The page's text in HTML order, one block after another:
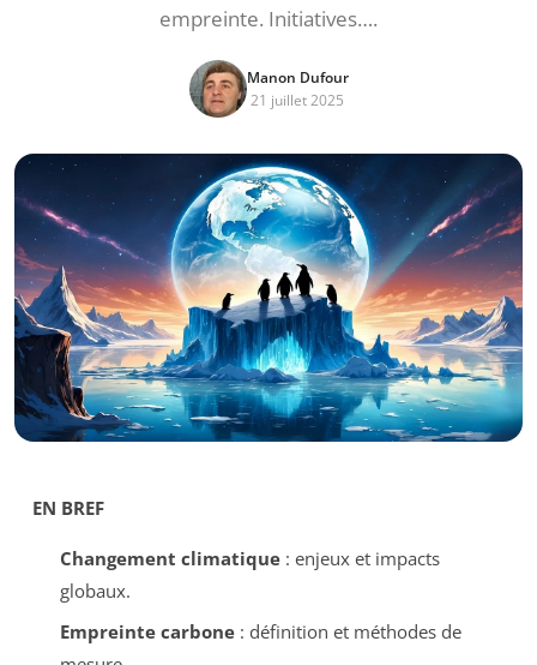
empreinte. Initiatives….
Manon Dufour
21 juillet 2025
EN BREF
Changement climatique: enjeux et impacts
globaux.
Empreinte carbone: définition et méthodes de